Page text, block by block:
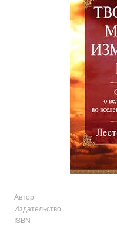
Автор
Издательство
ISBN